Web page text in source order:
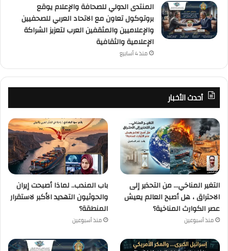
المنتدى الدولي للصحافة والإعلام يوقع
بروتوكول تعاون مع الاتحاد العربي للصحفيين
والإعلاميين والمثقفين العرب لتعزيز الشراكة
الإعلامية والثقافية
منذ 4 أسابيع
أحدث الأخبار
التغير المناخي… من التحذير إلى
الاحتراق ، هل أصبح العالم يعيش
عصر الكوارث المناخية؟
منذ أسبوعين
باب المندب.. لماذا أصبحت إيران
والحوثيون التهديد الأكبر لاستقرار
المنطقة؟
منذ أسبوعين